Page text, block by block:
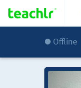
Offline